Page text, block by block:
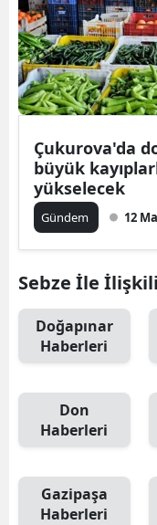
Çukurova'da
büyük
yükselecek
Gündem 12
Sebze İle
Doğapınar
Haberleri
Don
Haberleri
Gazipaşa
Haberleri